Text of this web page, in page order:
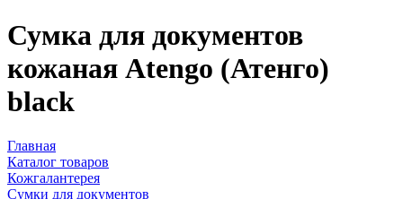
Сумка для документов
кожаная Atengo (Атенго)
black
Главная
Каталог товаров
Кожгалантерея
Сумки для документов